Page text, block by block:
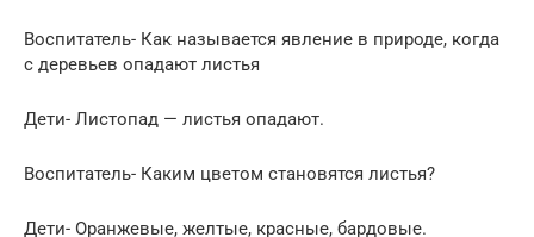
Воспитатель- Как называется явление в природе, когда
с деревьев опадают листья
Дети- Листопад — листья опадают.
Воспитатель- Каким цветом становятся листья?
Дети- Оранжевые, желтые, красные, бардовые.